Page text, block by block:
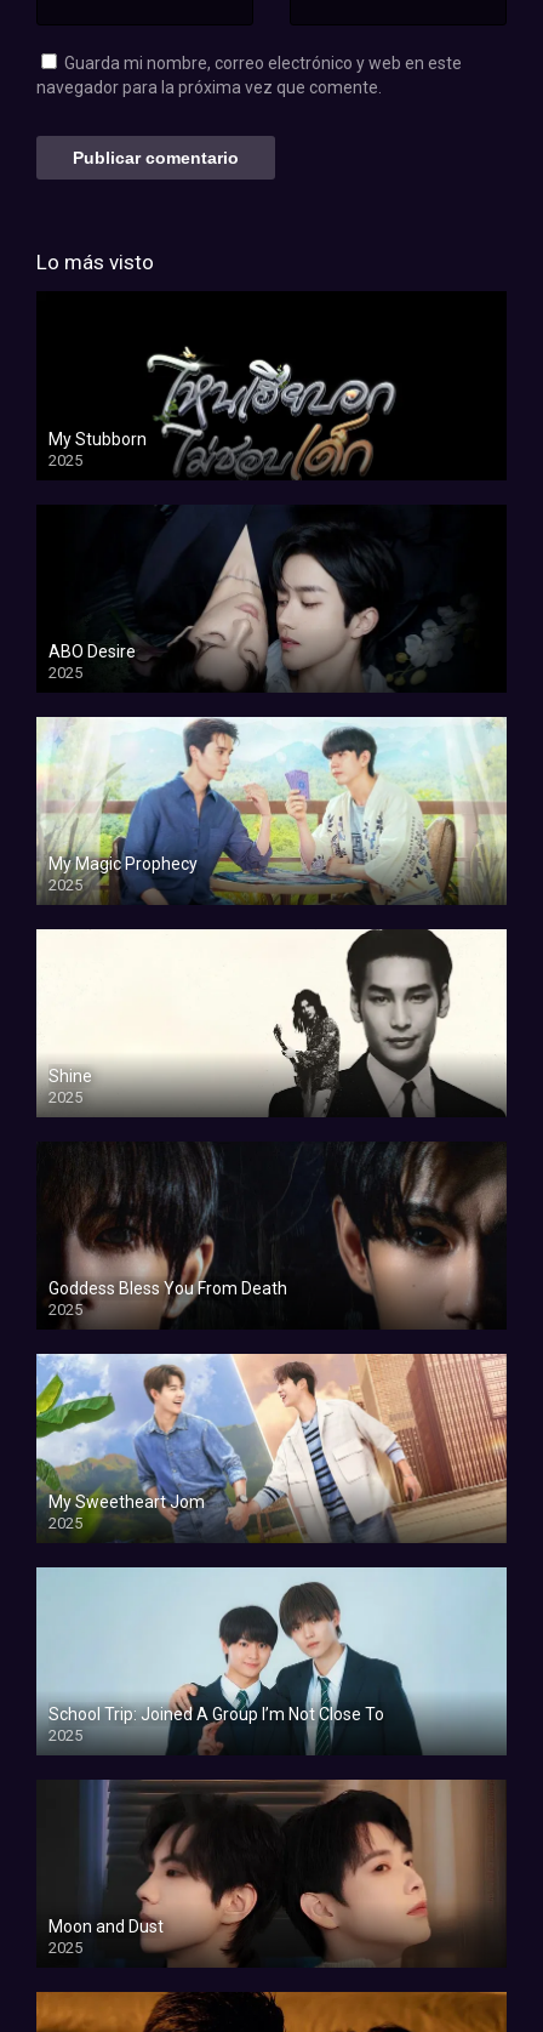
Guarda mi nombre, correo electrónico y web en este
navegador para la próxima vez que comente.
Lo más visto
My Stubborn
2025
ABO Desire
2025
My Magic Prophecy
2025
Shine
2025
Goddess Bless You From Death
2025
My Sweetheart Jom
2025
School Trip: Joined A Group I’m Not Close To
2025
Moon and Dust
2025